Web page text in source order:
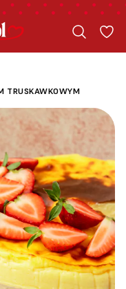
TRUSKAWKOWYM